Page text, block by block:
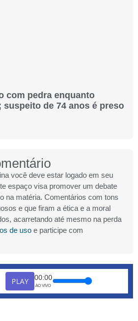
com pedra enquanto
suspeito de 74 anos é preso
você deve estar logado em seu
espaço visa promover um debate
na matéria. Comentários com tons
e que firam a ética e a moral
acarretando até mesmo na perda
de uso e participe com
PLAY 00:00
AO VIVO